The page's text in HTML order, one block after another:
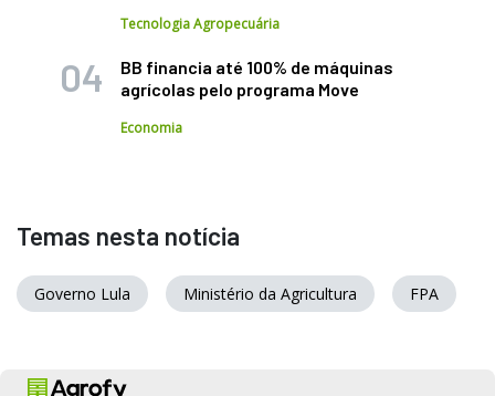
Tecnologia Agropecuária
BB financia até 100% de máquinas
agrícolas pelo programa Move
Economia
Temas nesta notícia
Governo Lula Ministério da Agricultura FPA